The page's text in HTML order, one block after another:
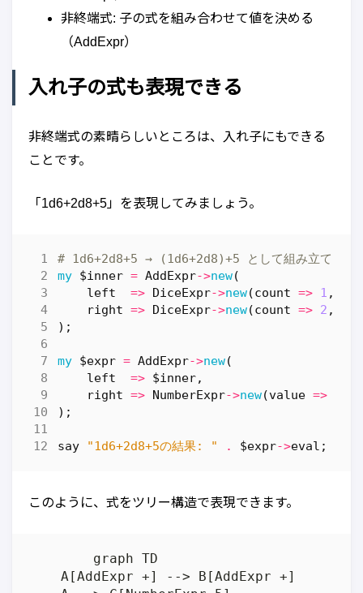
非終端式: 子の式を組み合わせて値を決める
（AddExpr）
入れ子の式も表現できる
非終端式の素晴らしいところは、入れ子にもできる
ことです。
「1d6+2d8+5」を表現してみましょう。
# 1d6+2d8+5 → (1d6+2d8)+5 として組み立て
my $inner = AddExpr->new(
left
=> DiceExpr->new(count => 1 ,
right => DiceExpr->new(count => 2 ,
);
my $expr = AddExpr->new(
left
=> $inner,
right => NumberExpr->new(value =>
);
say "1d6+2d8+5の結果: " . $expr->eval ;
このように、式をツリー構造で表現できます。
    A[AddExpr +] --> B[AddExpr +]